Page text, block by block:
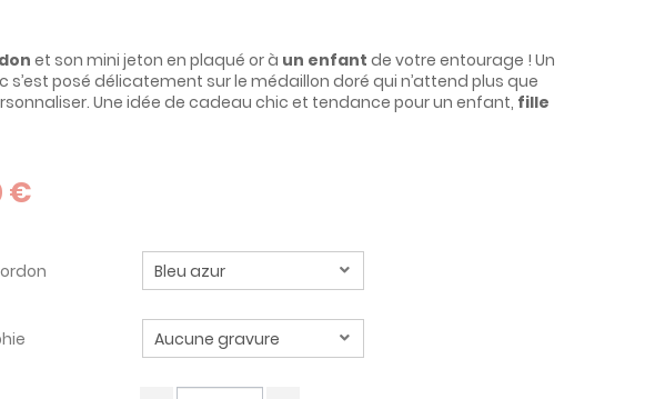
et son mini jeton en plaqué or à un enfant de votre entourage ! Un
s’est posé délicatement sur le médaillon doré qui n’attend plus que
Une idée de cadeau chic et tendance pour un enfant, fille
€